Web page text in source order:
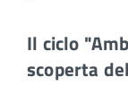
Il ciclo
scoperta